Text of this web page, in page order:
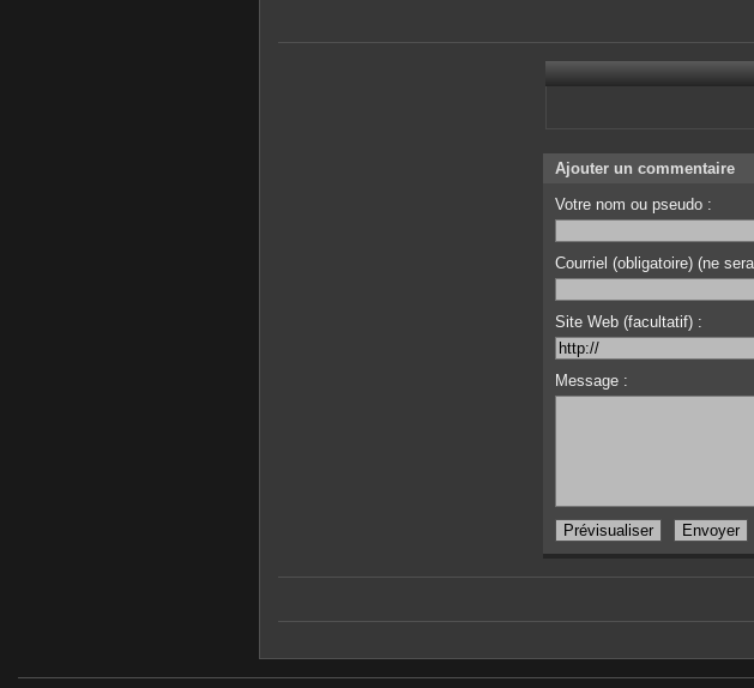
Ajouter un commentaire
Votre nom ou pseudo :
Courriel (obligatoire) (ne
Site Web (facultatif) :
Message :